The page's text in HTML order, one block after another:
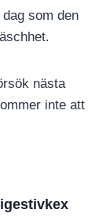
som den
nästa
inte att